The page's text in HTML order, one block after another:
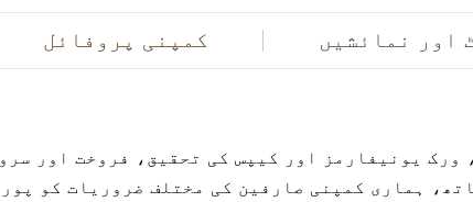
کمپنی پروفائل اور نمائشیں
ہماری کمپنی صارفین کی مختلف ضروریات کو